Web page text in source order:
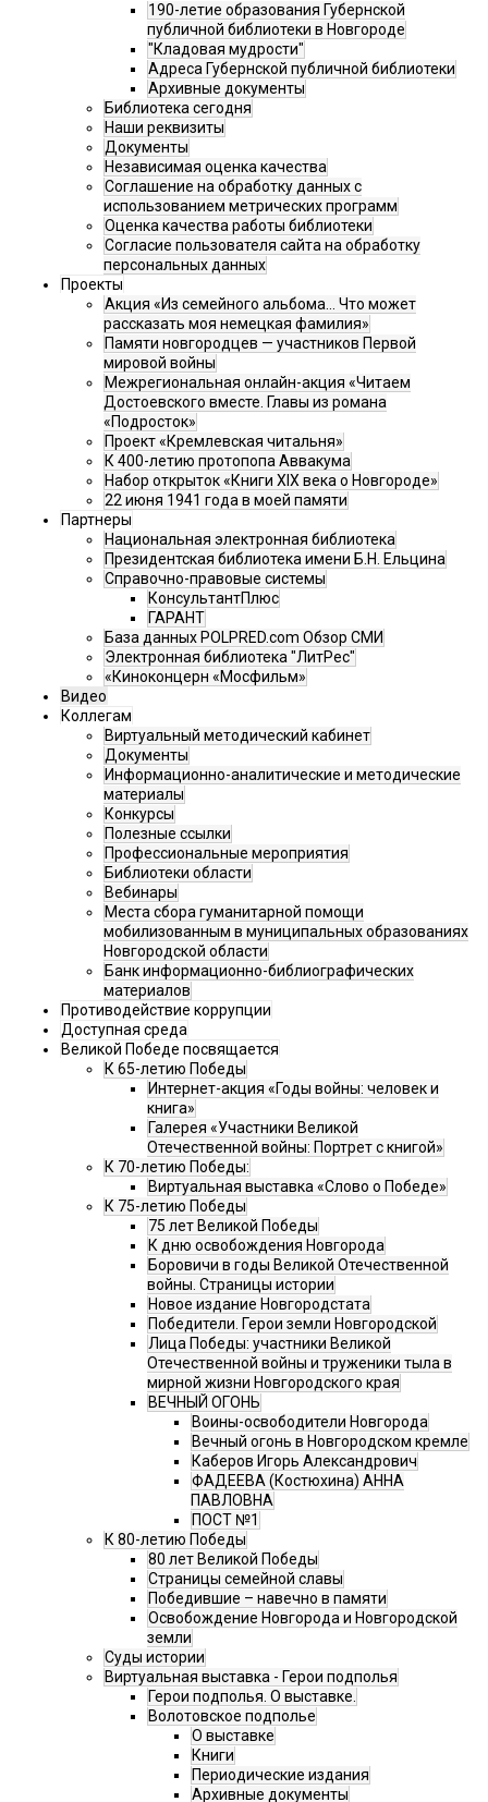
190-летие образования Губернской
публичной библиотеки в Новгороде
"Кладовая мудрости"
Адреса Губернской публичной библиотеки
Архивные документы
Библиотека сегодня
Наши реквизиты
Документы
Независимая оценка качества
Соглашение на обработку данных с
использованием метрических программ
Оценка качества работы библиотеки
Согласие пользователя сайта на обработку
персональных данных
Проекты
Акция «Из семейного альбома... Что может
рассказать моя немецкая фамилия»
Памяти новгородцев — участников Первой
мировой войны
Межрегиональная онлайн-акция «Читаем
Достоевского вместе. Главы из романа
«Подросток»
Проект «Кремлевская читальня»
К 400-летию протопопа Аввакума
Набор открыток «Книги XIX века о Новгороде»
22 июня 1941 года в моей памяти
Партнеры
Национальная электронная библиотека
Президентская библиотека имени Б.Н. Ельцина
Справочно-правовые системы
КонсультантПлюс
ГАРАНТ
База данных POLPRED.com Обзор СМИ
Электронная библиотека "ЛитРес"
«Киноконцерн «Мосфильм»
Видео
Коллегам
Виртуальный методический кабинет
Документы
Информационно-аналитические и методические
материалы
Конкурсы
Полезные ссылки
Профессиональные мероприятия
Библиотеки области
Вебинары
Места сбора гуманитарной помощи
мобилизованным в муниципальных образованиях
Новгородской области
Банк информационно-библиографических
материалов
Противодействие коррупции
Доступная среда
Великой Победе посвящается
К 65-летию Победы
Интернет-акция «Годы войны: человек и
книга»
Галерея «Участники Великой
Отечественной войны: Портрет с книгой»
К 70-летию Победы:
Виртуальная выставка «Слово о Победе»
К 75-летию Победы
75 лет Великой Победы
К дню освобождения Новгорода
Боровичи в годы Великой Отечественной
войны. Страницы истории
Новое издание Новгородстата
Победители. Герои земли Новгородской
Лица Победы: участники Великой
Отечественной войны и труженики тыла в
мирной жизни Новгородского края
ВЕЧНЫЙ ОГОНЬ
Воины-освободители Новгорода
Вечный огонь в Новгородском кремле
Каберов Игорь Александрович
ФАДЕЕВА (Костюхина) АННА
ПАВЛОВНА
ПОСТ №1
К 80-летию Победы
80 лет Великой Победы
Страницы семейной славы
Победившие – навечно в памяти
Освобождение Новгорода и Новгородской
земли
Суды истории
Виртуальная выставка - Герои подполья
Герои подполья. О выставке.
Волотовское подполье
О выставке
Книги
Периодические издания
Архивные документы